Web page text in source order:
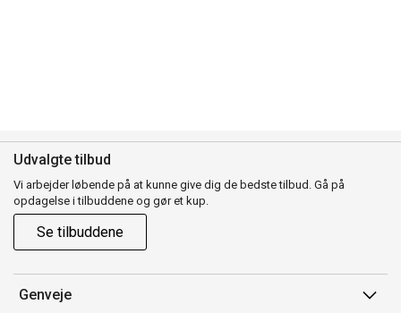
Udvalgte tilbud
Vi arbejder løbende på at kunne give dig de bedste tilbud. Gå på
opdagelse i tilbuddene og gør et kup.
Se tilbuddene
Genveje